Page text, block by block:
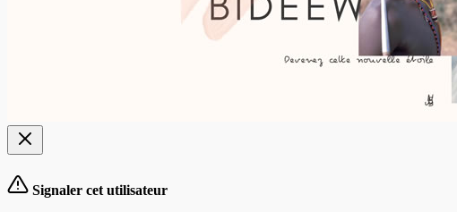
Signaler cet utilisateur